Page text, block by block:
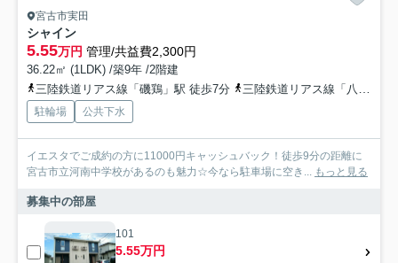
宮古市実田
シャイン
5.55万円 管理/共益費2,300円
36.22㎡ (1LDK) /築9年 /2階建
三陸鉄道リアス線「磯鶏」駅 徒歩7分
三陸鉄道リアス線「八木沢・宮古短大」駅 徒歩19分
駐輪場 公共下水
イエスタでご成約の方に11000円キャッシュバック！徒歩9分の距離に
宮古市立河南中学校があるのも魅力☆今なら駐車場に空き... もっと見る
募集中の部屋
101
5.55万円